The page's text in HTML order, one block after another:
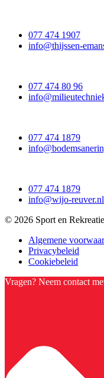
077 474 1907
info@thijssen-
077 474 80 96
077 474 1879
077 474 1879
info@wijo-reuver.nl
© 2026 Sport en
Algemene
Privacybeleid
Cookiebeleid
Vragen? Neem contact